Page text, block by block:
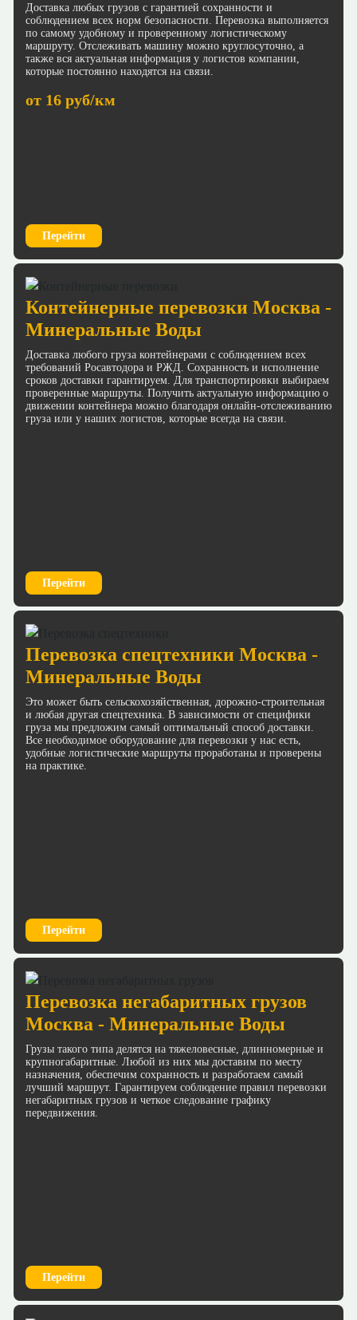
Доставка любых грузов с гарантией сохранности и
соблюдением всех норм безопасности. Перевозка выполняется
по самому удобному и проверенному логистическому
маршруту. Отслеживать машину можно круглосуточно, а
также вся актуальная информация у логистов компании,
которые постоянно находятся на связи.
от 16 руб/км
Перейти
Контейнерные перевозки Москва -
Минеральные Воды
Доставка любого груза контейнерами с соблюдением всех
требований Росавтодора и РЖД. Сохранность и исполнение
сроков доставки гарантируем. Для транспортировки выбираем
проверенные маршруты. Получить актуальную информацию о
движении контейнера можно благодаря онлайн-отслеживанию
груза или у наших логистов, которые всегда на связи.
Перейти
Перевозка спецтехники Москва -
Минеральные Воды
Это может быть сельскохозяйственная, дорожно-строительная
и любая другая спецтехника. В зависимости от специфики
груза мы предложим самый оптимальный способ доставки.
Все необходимое оборудование для перевозки у нас есть,
удобные логистические маршруты проработаны и проверены
на практике.
Перейти
Перевозка негабаритных грузов
Москва - Минеральные Воды
Грузы такого типа делятся на тяжеловесные, длинномерные и
крупногабаритные. Любой из них мы доставим по месту
назначения, обеспечим сохранность и разработаем самый
лучший маршрут. Гарантируем соблюдение правил перевозки
негабаритных грузов и четкое следование графику
передвижения.
Перейти